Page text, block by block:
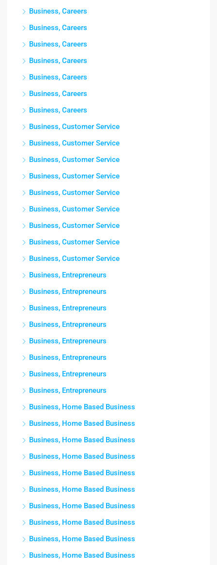
Business, Careers
Business, Careers
Business, Careers
Business, Careers
Business, Careers
Business, Careers
Business, Careers
Business, Customer Service
Business, Customer Service
Business, Customer Service
Business, Customer Service
Business, Customer Service
Business, Customer Service
Business, Customer Service
Business, Customer Service
Business, Customer Service
Business, Entrepreneurs
Business, Entrepreneurs
Business, Entrepreneurs
Business, Entrepreneurs
Business, Entrepreneurs
Business, Entrepreneurs
Business, Entrepreneurs
Business, Entrepreneurs
Business, Home Based Business
Business, Home Based Business
Business, Home Based Business
Business, Home Based Business
Business, Home Based Business
Business, Home Based Business
Business, Home Based Business
Business, Home Based Business
Business, Home Based Business
Business, Home Based Business